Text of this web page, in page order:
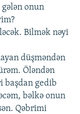
gələn onun
Bilmək nəyi
düşməndən
Öləndən
başdan gedib
bəlkə onun
Qəbrimi